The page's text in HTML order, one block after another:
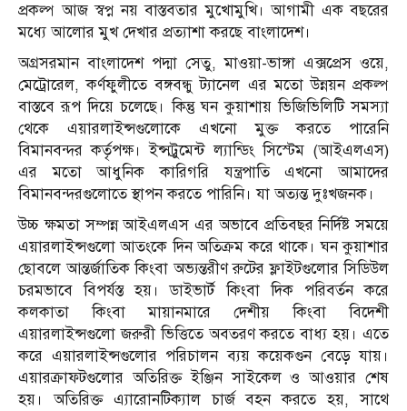
প্রকল্প আজ স্বপ্ন নয় বাস্তবতার মুখোমুখি। আগামী এক বছরের
মধ্যে আলোর মুখ দেখার প্রত্যাশা করছে বাংলাদেশ।
অগ্রসরমান বাংলাদেশ পদ্মা সেতু, মাওয়া-ভাঙ্গা এক্সপ্রেস ওয়ে,
মেট্রোরেল, কর্ণফুলীতে বঙ্গবন্ধু ট্যানেল এর মতো উন্নয়ন প্রকল্প
বাস্তবে রূপ দিয়ে চলেছে। কিন্তু ঘন কুয়াশায় ভিজিভিলিটি সমস্যা
থেকে এয়ারলাইন্সগুলোকে এখনো মুক্ত করতে পারেনি
বিমানবন্দর কর্তৃপক্ষ। ইন্সট্রুমেন্ট ল্যান্ডিং সিস্টেম (আইএলএস)
এর মতো আধুনিক কারিগরি যন্ত্রপাতি এখনো আমাদের
বিমানবন্দরগুলোতে স্থাপন করতে পারিনি। যা অত্যন্ত দুঃখজনক।
উচ্চ ক্ষমতা সম্পন্ন আইএলএস এর অভাবে প্রতিবছর নির্দিষ্ট সময়ে
এয়ারলাইন্সগুলো আতংকে দিন অতিক্রম করে থাকে। ঘন কুয়াশার
ছোবলে আন্তর্জাতিক কিংবা অভ্যন্তরীণ রুটের ফ্লাইটগুলোর সিডিউল
চরমভাবে বিপর্যস্ত হয়। ডাইভার্ট কিংবা দিক পরিবর্তন করে
কলকাতা কিংবা মায়ানমারে দেশীয় কিংবা বিদেশী
এয়ারলাইন্সগুলো জরুরী ভিত্তিতে অবতরণ করতে বাধ্য হয়। এতে
করে এয়ারলাইন্সগুলোর পরিচালন ব্যয় কয়েকগুন বেড়ে যায়।
এয়ারক্রাফটগুলোর অতিরিক্ত ইঞ্জিন সাইকেল ও আওয়ার শেষ
হয়। অতিরিক্ত এ্যারোনটিক্যাল চার্জ বহন করতে হয়, সাথে